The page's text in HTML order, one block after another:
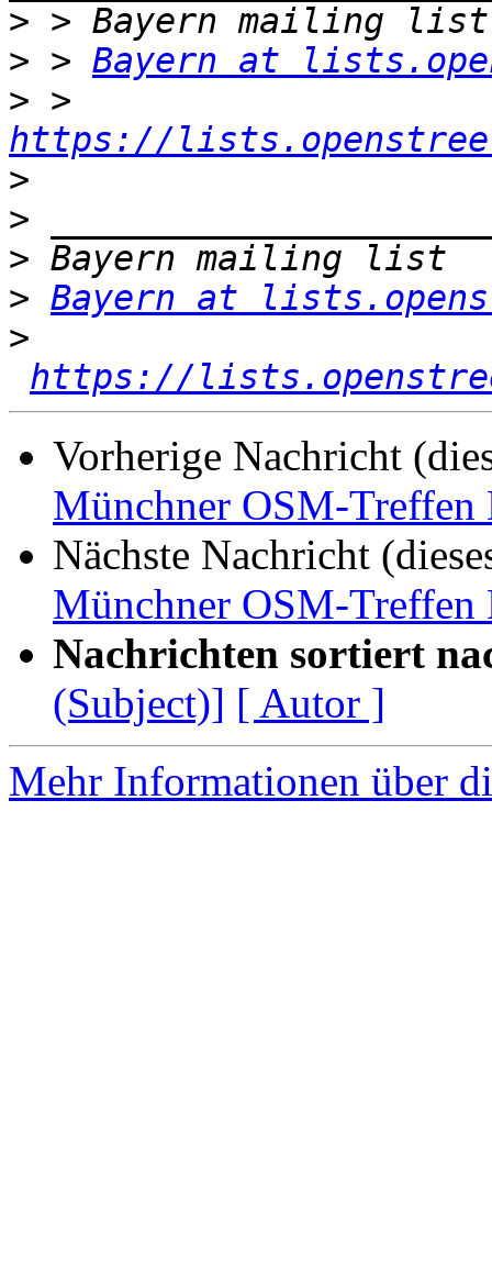
>
> > Bayern at
>
https://
>
>
>
> Bayern at
>
https://
Vorherige Nachricht
Münchner OSM-Treffen
Nächste Nachricht
Münchner OSM-Treffen
Nachrichten sortiert
(Subject)] [ Autor ]
Mehr Informationen über